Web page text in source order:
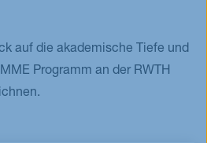
auf die akademische Tiefe und
Programm an der RWTH